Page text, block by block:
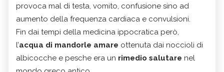
provoca mal di testa, vomito, confusione sino ad
aumento della frequenza cardiaca e convulsioni.
Fin dai tempi della medicina ippocratica però,
l’acqua di mandorle amare ottenuta dai noccioli di
albicocche e pesche era un rimedio salutare nel